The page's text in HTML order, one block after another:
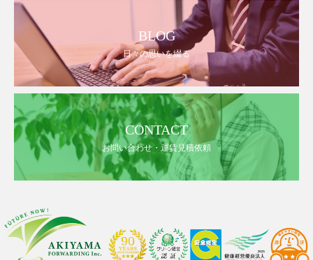
BLOG
日々の思いを綴る
CONTACT
お問い合わせ・運賃見積依頼